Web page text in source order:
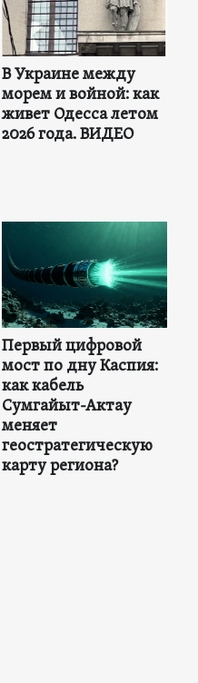
В Украине между
морем и войной: как
живет Одесса летом
2026 года. ВИДЕО
Первый цифровой
мост по дну Каспия:
как кабель
Сумгайыт-Актау
меняет
геостратегическую
карту региона?